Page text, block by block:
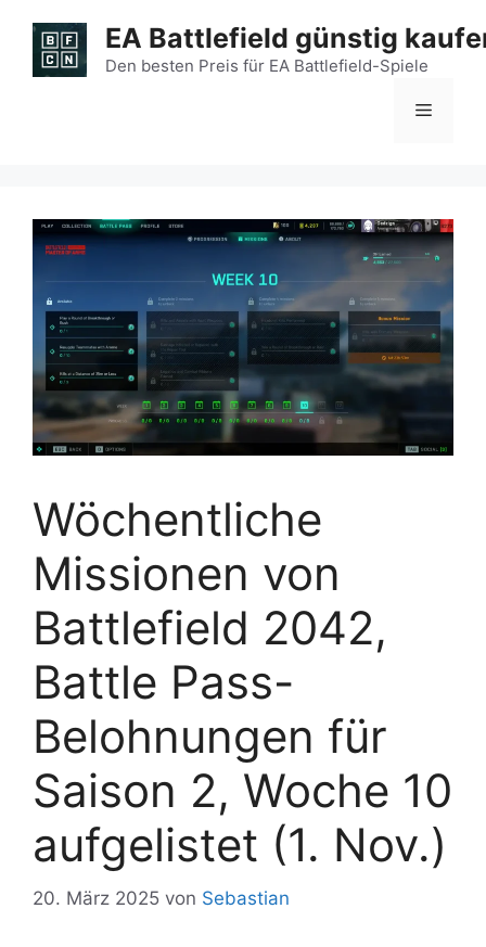
Inhalt
springen
EA Battlefield günstig
Den besten Preis für EA Battlefield-Spiele
Menü
Wöchentliche
Missionen von
Battlefield 2042,
Battle Pass-
Belohnungen für
Saison 2, Woche 10
aufgelistet (1. Nov.)
20. März 2025 von Sebastian